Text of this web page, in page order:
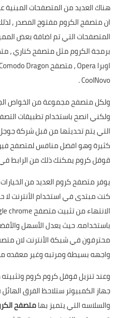
هناك العديد من المتصفحات
ان متصفح الكروم مفتوح المصدر ,
المتصفحات التي تم اضافة بعض
برمجة الكروم مثل متصفح كناري ,
CoolNovo .
ولكل متصفح مجموعة من الخواص
ولكني انصح باستخدامتطبيقات
التي يتم تحديثها من قبل شركة
كثيرة وهو افضل منافسلمتصفح
قوقل كروم يمكنك ذلك من الرابط
يوفر متصفح كروم العديد من
كنت مبتدى في استخدام الأنترنت
باستخدامه. حيث يعدل الأسهل
محترفون في شبكة الأنترنت لان
واجهه بسيطة ومرتبه وغير معقده
وعند تنزيل قوقل كروم كروم
جهاز الكمبيوتر ستلاحظ الفرق
والسلاسه التي يتميز بهامتصفح